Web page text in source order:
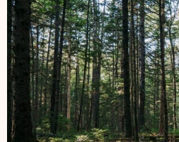
Cycle
Assessment:
Wat
is
een
LCA?